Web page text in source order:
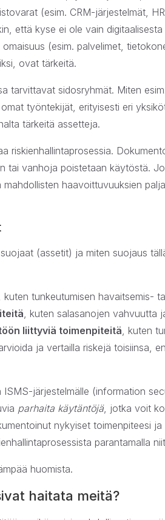
(esim. CRM-järjestelmät,
että kyse ei ole vain digitaalisesta
(esim. palvelimet,
ovat tärkeitä.
tarvittavat sidosryhmät. Miten
työntekijät, erityisesti eri
tärkeitä assetteja.
riskienhallintaprosessia.
tai vanhoja poistetaan käytöstä.
haavoittuvuuksien
(assetit) ja miten suojaus
, kuten tunkeutumisen havaitsemis-
, kuten salasanojen vahvuutta
liittyviä toimenpiteitä , kuten
ja vertailla riskejä toisiinsa,
järjestelmälle (information
parhaita käytäntöjä, jotka voit
nykyiset toimenpiteesi ja
parantamalla
huomista.
haitata meitä?